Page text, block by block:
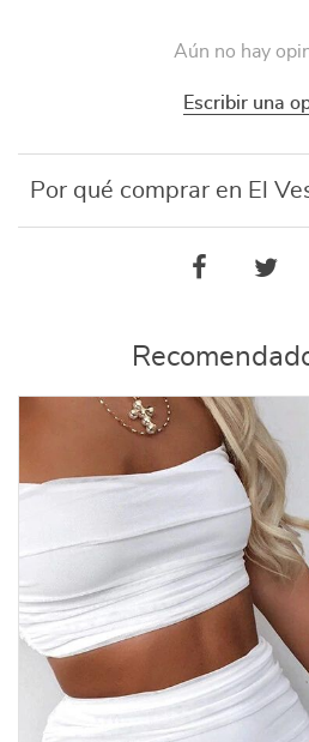
Aún no hay
Escribir una
Por qué comprar en El